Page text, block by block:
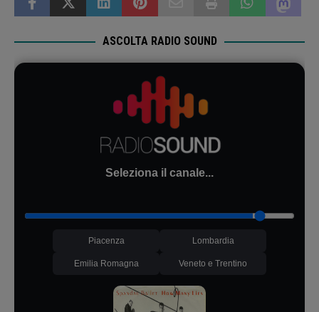
ASCOLTA RADIO SOUND
Seleziona il canale...
Piacenza Lombardia
Emilia Romagna Veneto e Trentino